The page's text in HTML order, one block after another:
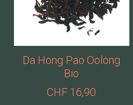
Da Hong Pao Oolong
Bio
CHF 16,90